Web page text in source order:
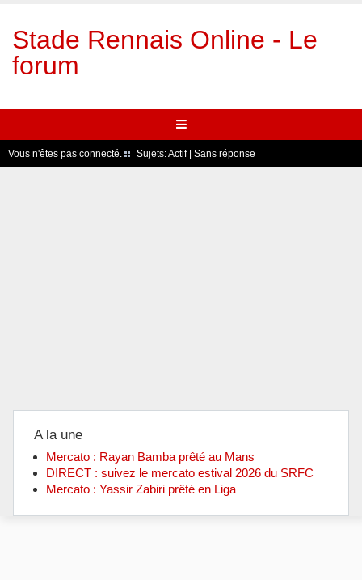
Stade Rennais Online - Le
forum
Vous n'êtes pas connecté. Sujets:Actif| Sans réponse
A la une
Mercato : Rayan Bamba prêté au Mans
DIRECT : suivez le mercato estival 2026 du SRFC
Mercato : Yassir Zabiri prêté en Liga